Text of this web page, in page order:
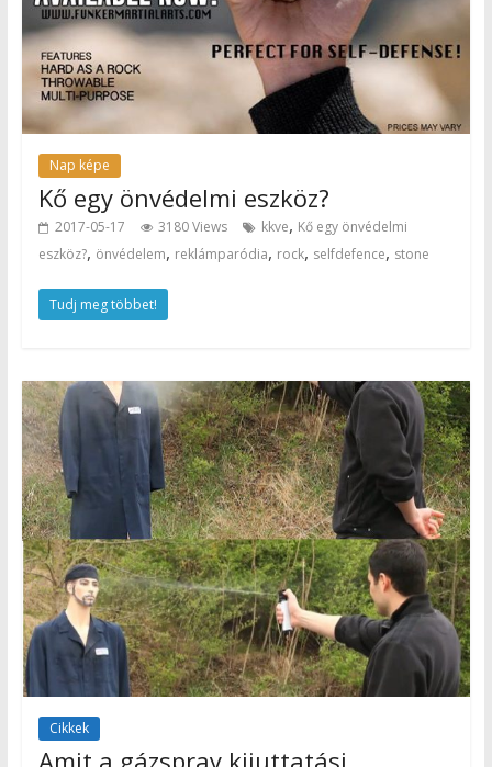
Nap képe
Kő egy önvédelmi eszköz?
2017-05-17 3180 Views kkve, Kő egy önvédelmi
eszköz?, önvédelem, reklámparódia, rock, selfdefence, stone
Tudj meg többet!
Cikkek